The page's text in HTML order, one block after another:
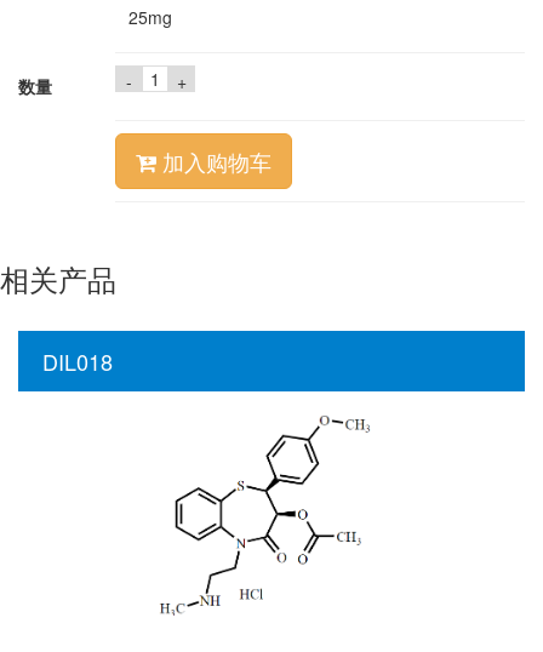
25mg
数量 - +
加入购物车
相关产品
DIL018